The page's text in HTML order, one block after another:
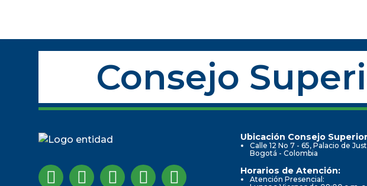
Consejo
Ubicación Consejo
Calle 12 No 7 - 65, Palacio de
Bogotá - Colombia
Horarios de Atención:
Atención Presencial: